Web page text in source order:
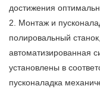
достижения
2. Монтаж и
полировальный
автоматизированная
установлены в
пусконаладка